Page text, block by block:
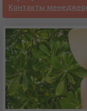
70101 отзыв
Сертификаты
О нас
Для бизнеса
Контакты